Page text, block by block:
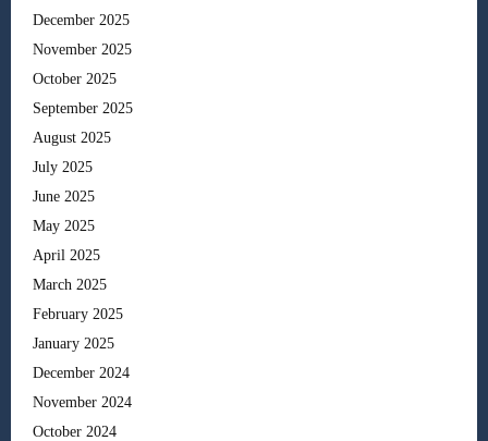
December 2025
November 2025
October 2025
September 2025
August 2025
July 2025
June 2025
May 2025
April 2025
March 2025
February 2025
January 2025
December 2024
November 2024
October 2024